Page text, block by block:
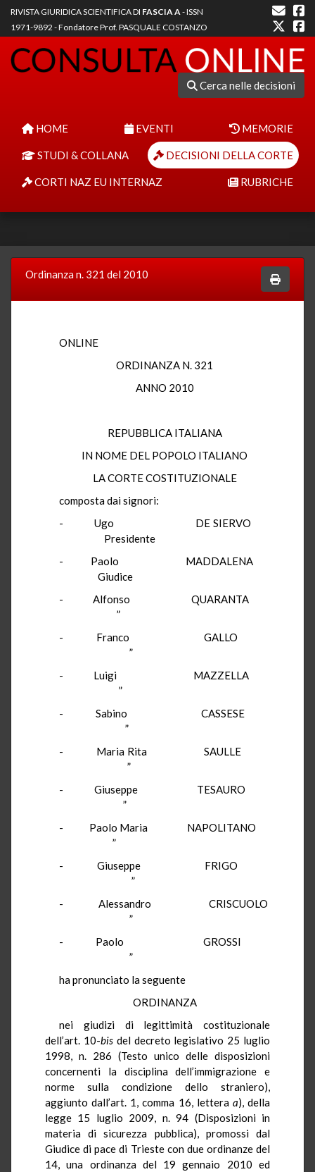
RIVISTA GIURIDICA SCIENTIFICA DI FASCIA A- ISSN
1971-9892 - Fondatore Prof. PASQUALE COSTANZO
Cerca nelle decisioni
HOME EVENTI MEMORIE
STUDI & COLLANA DECISIONI DELLA CORTE
CORTI NAZ EU INTERNAZ RUBRICHE
Ordinanza n. 321 del 2010
ONLINE
ORDINANZA N. 321
ANNO 2010
REPUBBLICA ITALIANA
IN NOME DEL POPOLO ITALIANO
LA CORTE COSTITUZIONALE
composta dai signori:
- Ugo DE SIERVO
Presidente
- Paolo MADDALENA
Giudice
- Alfonso QUARANTA
”
- Franco GALLO
”
- Luigi MAZZELLA
”
- Sabino CASSESE
”
- Maria Rita SAULLE
”
- Giuseppe TESAURO
”
- Paolo Maria NAPOLITANO
”
- Giuseppe FRIGO
”
- Alessandro CRISCUOLO
”
- Paolo GROSSI
”
ha pronunciato la seguente
ORDINANZA
nei giudizi di legittimità costituzionale
dell’art. 10-bisdel decreto legislativo 25 luglio
1998, n. 286 (Testo unico delle disposizioni
concernenti la disciplina dell’immigrazione e
norme sulla condizione dello straniero),
aggiunto dall’art. 1, comma 16, lettera a), della
legge 15 luglio 2009, n. 94 (Disposizioni in
materia di sicurezza pubblica), promossi dal
Giudice di pace di Trieste con due ordinanze del
14, una ordinanza del 19 gennaio 2010 ed